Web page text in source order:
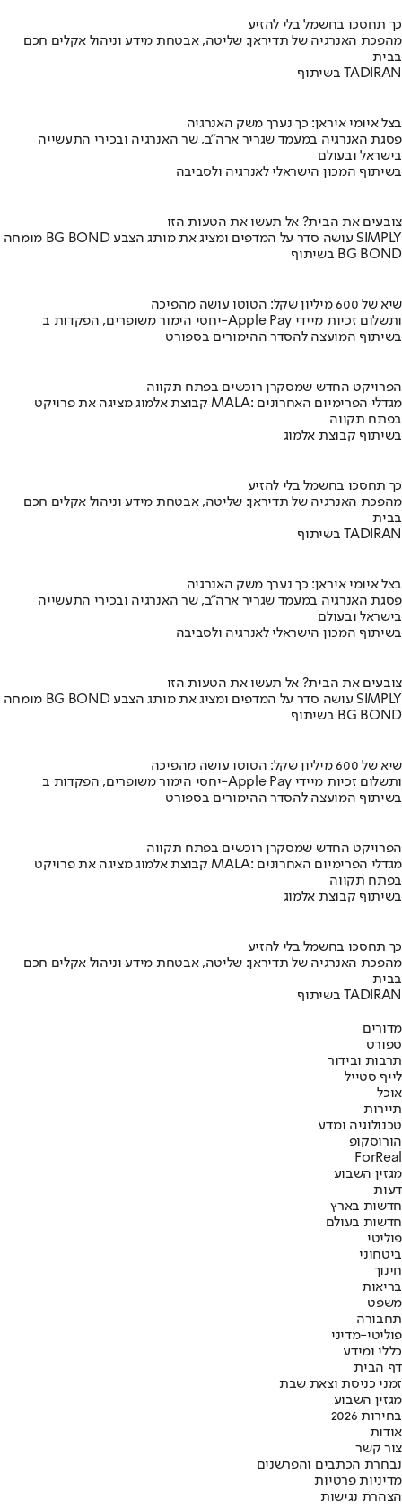
כך תחסכו בחשמל בלי להזיע
מהפכת האנרגיה של תדיראן: שליטה, אבטחת מידע וניהול אקלים חכם
בבית
בשיתוף TADIRAN
בצל איומי איראן: כך נערך משק האנרגיה
פסגת האנרגיה במעמד שגריר ארה"ב, שר האנרגיה ובכירי התעשייה
בישראל ובעולם
בשיתוף המכון הישראלי לאנרגיה ולסביבה
צובעים את הבית? אל תעשו את הטעות הזו
מומחה BG BOND עושה סדר על המדפים ומציג את מותג הצבע SIMPLY
בשיתוף BG BOND
שיא של 600 מיליון שקל: הטוטו עושה מהפיכה
יחסי הימור משופרים, הפקדות ב-Apple Pay ותשלום זכיות מיידי
בשיתוף המועצה להסדר ההימורים בספורט
הפרויקט החדש שמסקרן רוכשים בפתח תקווה
קבוצת אלמוג מציגה את פרויקט MALA: מגדלי הפרימיום האחרונים
בפתח תקווה
בשיתוף קבוצת אלמוג
כך תחסכו בחשמל בלי להזיע
מהפכת האנרגיה של תדיראן: שליטה, אבטחת מידע וניהול אקלים חכם
בבית
בשיתוף TADIRAN
בצל איומי איראן: כך נערך משק האנרגיה
פסגת האנרגיה במעמד שגריר ארה"ב, שר האנרגיה ובכירי התעשייה
בישראל ובעולם
בשיתוף המכון הישראלי לאנרגיה ולסביבה
צובעים את הבית? אל תעשו את הטעות הזו
מומחה BG BOND עושה סדר על המדפים ומציג את מותג הצבע SIMPLY
בשיתוף BG BOND
שיא של 600 מיליון שקל: הטוטו עושה מהפיכה
יחסי הימור משופרים, הפקדות ב-Apple Pay ותשלום זכיות מיידי
בשיתוף המועצה להסדר ההימורים בספורט
הפרויקט החדש שמסקרן רוכשים בפתח תקווה
קבוצת אלמוג מציגה את פרויקט MALA: מגדלי הפרימיום האחרונים
בפתח תקווה
בשיתוף קבוצת אלמוג
כך תחסכו בחשמל בלי להזיע
מהפכת האנרגיה של תדיראן: שליטה, אבטחת מידע וניהול אקלים חכם
בבית
בשיתוף TADIRAN
מדורים
ספורט
תרבות ובידור
לייף סטייל
אוכל
תיירות
טכנולוגיה ומדע
הורוסקופ
ForReal
מגזין השבוע
דעות
חדשות בארץ
חדשות בעולם
פוליטי
ביטחוני
חינוך
בריאות
משפט
תחבורה
פוליטי-מדיני
כללי ומידע
דף הבית
זמני כניסת וצאת שבת
מגזין השבוע
בחירות 2026
אודות
צור קשר
נבחרת הכתבים והפרשנים
מדיניות פרטיות
הצהרת נגישות